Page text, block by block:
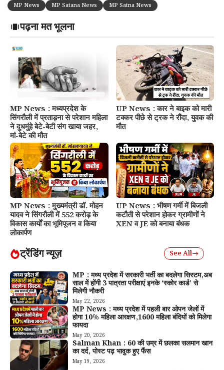
MP News MP Satana News MP Satna News
पढ़ना मत भूलना
MP News : मध्यप्रदेश के
सिंगरौली में प्रताड़ना से परेशान महिला
ने दुधमुंहे बेटे-बेटी संग खाया जहर,
मां-बेटे की मौत
UP News : कार ने बाइक को मारी
टक्कर पीछे से ट्रक ने रौंदा, युवक की
मौत
MP News : मुख्यमंत्री डॉ. मोहन
यादव ने सिंगरौली में 552 करोड़ के
विकास कार्यों का भूमिपूजन व किया
लोकार्पण
UP News : भीषण गर्मी में बिजली
कटौती से परेशान होकर ग्रामीणों ने
XEN व JE को बनाया बंधक
ट्रेंडिंग न्यूज़ See All
MP : मध्य प्रदेश में सरकारी भर्ती का बदलेगा सिस्टम,अब
साल में होंगी 3 पात्रता परीक्षाएं इनके ‘स्कोर कार्ड’ से
मिलेगी नौकरी
May 22, 2026
MP News : मध्य प्रदेश में पहली बार ओपन जेलों में
होगा 10% महिला आरक्षण,1600 महिला बंदियों को मिलेगा
फायदा
May 20, 2026
Salman Khan : 60 की उम्र में छलका सलमान खान
का दर्द, पोस्ट पढ़ भावुक हुए फैंस
May 19, 2026